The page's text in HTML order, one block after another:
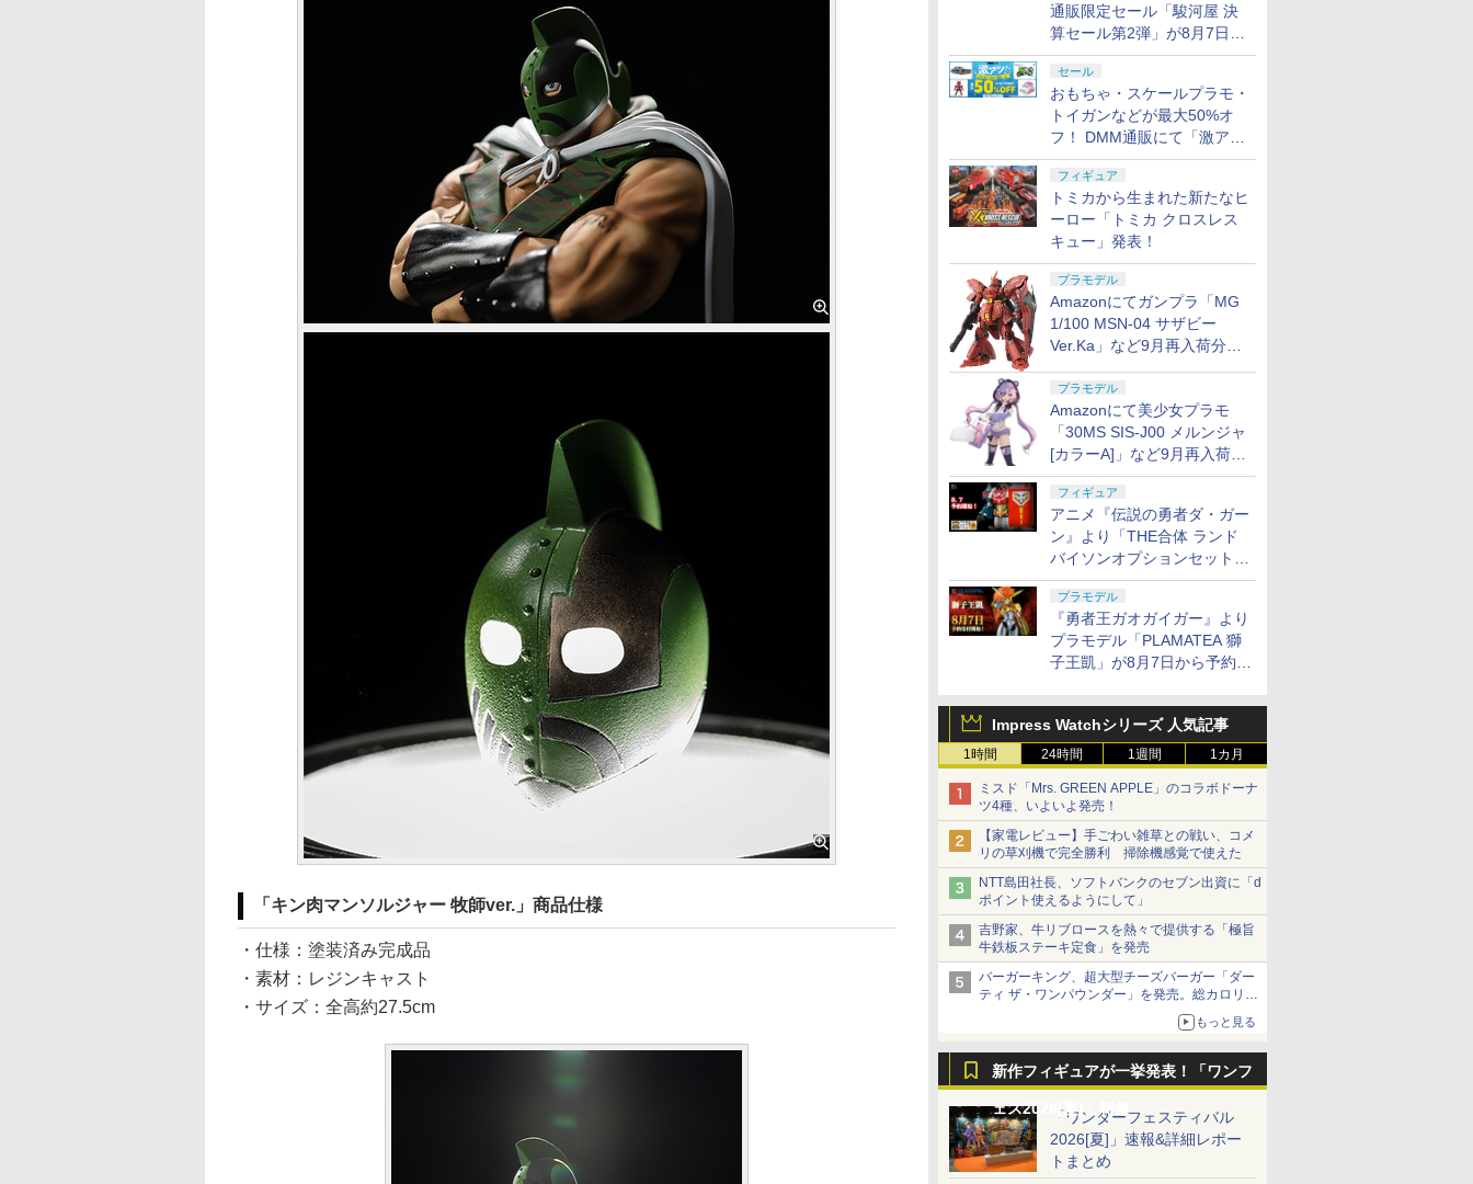
通販限定セール「駿河屋 決
算セール第2弾」が8月7日12
時より開催
セール
おもちゃ・スケールプラモ・
トイガンなどが最大50%オ
フ！ DMM通販にて「激ア
ツ！おもちゃ・ホビー夏セー
ル」が開催
フィギュア
トミカから生まれた新たなヒ
ーロー「トミカ クロスレス
キュー」発表！
プラモデル
Amazonにてガンプラ「MG
1/100 MSN-04 サザビー
Ver.Ka」など9月再入荷分が
プラモデル
Amazonにて美少女プラモ
「30MS SIS-J00 メルンジャ
[カラーA]」など9月再入荷分
が販売再開！
フィギュア
アニメ『伝説の勇者ダ・ガー
ン』より「THE合体 ランド
バイソンオプションセット」
が8月7日から予約受付開始！
プラモデル
『勇者王ガオガイガー』より
プラモデル「PLAMATEA 獅
子王凱」が8月7日から予約受
Impress Watchシリーズ 人気記事
1時間 24時間 1週間 1カ月
ミスド「Mrs. GREEN APPLE」のコラボドーナ
ツ4種、いよいよ発売！
【家電レビュー】手ごわい雑草との戦い、コメ
リの草刈機で完全勝利 掃除機感覚で使えた
NTT島田社長、ソフトバンクのセブン出資に「d
ポイント使えるようにして」
吉野家、牛リブロースを熱々で提供する「極旨
牛鉄板ステーキ定食」を発売
バーガーキング、超大型チーズバーガー「ダー
ティ ザ・ワンパウンダー」を発売。総カロリー
もっと見る
新作フィギュアが一挙発表！「ワンフ
ェス2026[夏]」特集「ワンダーフェスティバル
2026[夏]」速報&詳細レポー
トまとめ
「キン肉マンソルジャー 牧師ver.」商品仕様
・仕様：塗装済み完成品
・素材：レジンキャスト
・サイズ：全高約27.5cm